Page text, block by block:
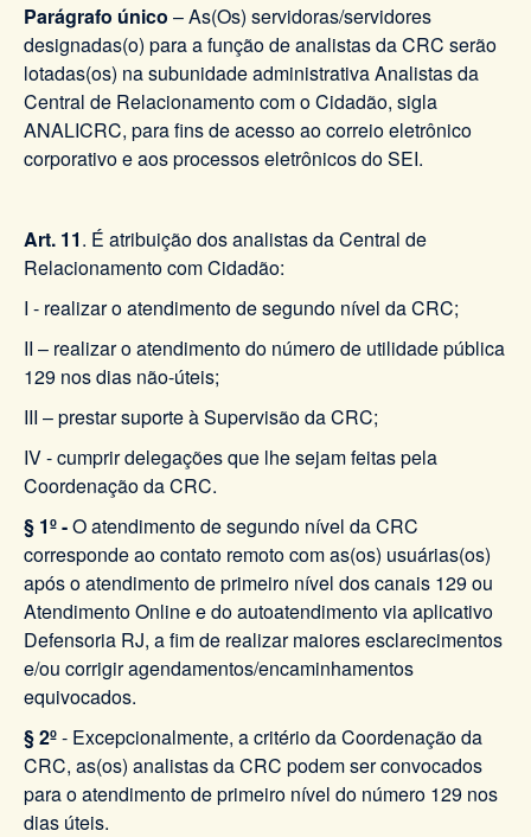
Parágrafo único – As(Os) servidoras/servidores
designadas(o) para a função de analistas da CRC serão
lotadas(os) na subunidade administrativa Analistas da
Central de Relacionamento com o Cidadão, sigla
ANALICRC, para fins de acesso ao correio eletrônico
corporativo e aos processos eletrônicos do SEI.
Art. 11. É atribuição dos analistas da Central de
Relacionamento com Cidadão:
I - realizar o atendimento de segundo nível da CRC;
II – realizar o atendimento do número de utilidade pública
129 nos dias não-úteis;
III – prestar suporte à Supervisão da CRC;
IV - cumprir delegações que lhe sejam feitas pela
Coordenação da CRC.
§ 1º -O atendimento de segundo nível da CRC
corresponde ao contato remoto com as(os) usuárias(os)
após o atendimento de primeiro nível dos canais 129 ou
Atendimento Online e do autoatendimento via aplicativo
Defensoria RJ, a fim de realizar maiores esclarecimentos
e/ou corrigir agendamentos/encaminhamentos
equivocados.
§ 2º- Excepcionalmente, a critério da Coordenação da
CRC, as(os) analistas da CRC podem ser convocados
para o atendimento de primeiro nível do número 129 nos
dias úteis.